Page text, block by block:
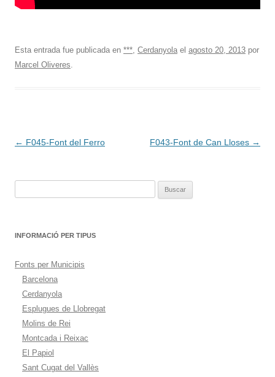
Esta entrada fue publicada en ***, Cerdanyola el agosto 20, 2013 por
Marcel Oliveres.
Navegación
← F045-Font del Ferro F043-Font de Can Lloses →
INFORMACIÓ PER TIPUS
Fonts per Municipis
Barcelona
Cerdanyola
Esplugues de Llobregat
Molins de Rei
Montcada i Reixac
El Papiol
Sant Cugat del Vallès